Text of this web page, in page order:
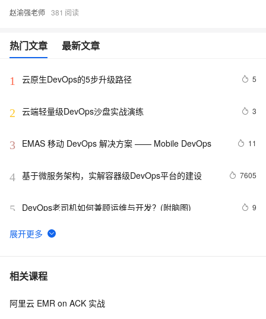
赵渝强老师 381
热门文章 最新文章
1 云原生DevOps的5步升级路径 5
2 云端轻量级DevOps沙盘实战演练 3
3 EMAS 移动 DevOps 解决方案 —— Mobile DevOps 11
4 基于微服务架构，实解容器级DevOps平台的建设 7605
5 DevOps老司机如何兼顾运维与开发？(附脑图) 9
6
带你读《云原生架构白皮书2022新版》——
7 怎样利用DevOps文化提高软件开发的效率和质量
8 DevOps研发模式下「产品质量度量」方案实践
相关课程
阿里云 EMR on ACK 实战